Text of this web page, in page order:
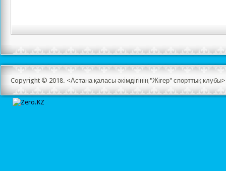
Copyright © 2018. <Астана қаласы әкімдігінің "Жігер" спорттық